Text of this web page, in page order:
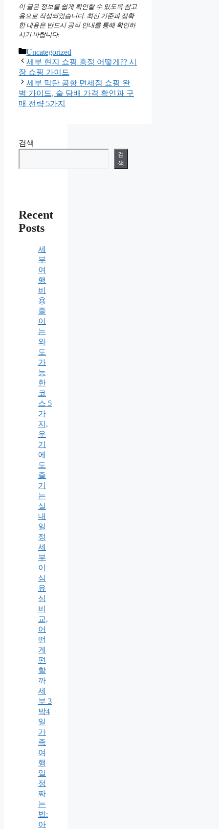
이 글은 정보를 쉽게 확인할 수 있도록 참고
용으로 작성되었습니다. 최신 기준과 정확
한 내용은 반드시 공식 안내를 통해 확인하
시기 바랍니다.
카
테
고
리
Uncategorized
세부 현지 쇼핑 흥정 어떻게?? 시
장 쇼핑 가이드
세부 막탄 공항 면세점 쇼핑 완
벽 가이드, 술 담배 가격 확인과 구
매 전략 5가지
검색
검
색
Recent
Posts
세
부
여
행
비
용
줄
이
는
와
도
가
능
한
코
스 5
가
지,
우
기
에
도
즐
기
는
실
내
일
정
세
부
이
심
유
심
비
교,
어
떤
게
편
할
까
세
부 3
박4
일
가
족
여
행
일
정
짜
는
법:
아